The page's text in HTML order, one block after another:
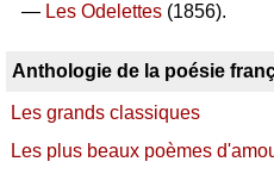
— Les Odelettes(1856).
Anthologie de la poésie
Les grands classiques
Les plus beaux poèmes